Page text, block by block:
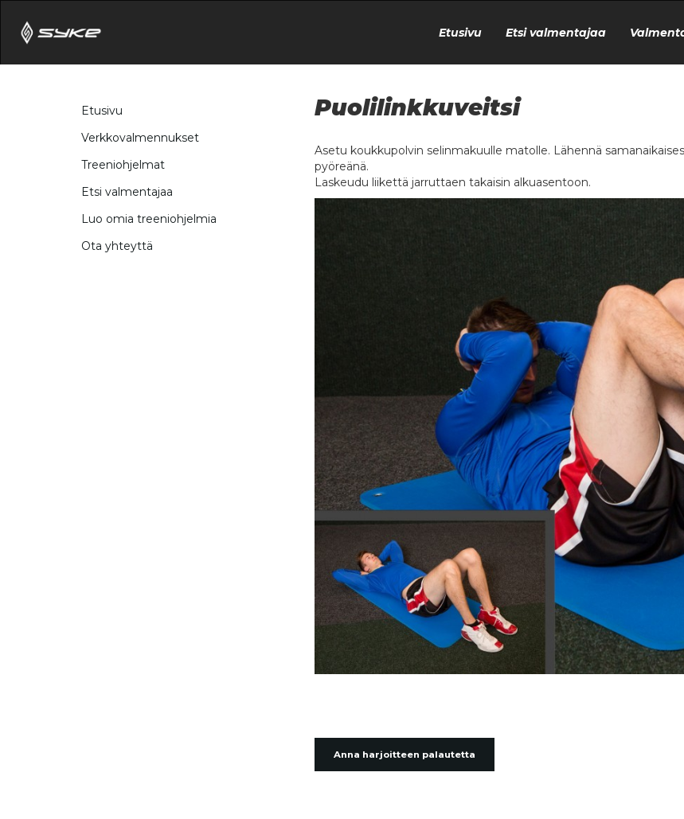
Etusivu Etsi valmentajaa
Etusivu
Verkkovalmennukset
Treeniohjelmat
Etsi valmentajaa
Luo omia treeniohjelmia
Ota yhteyttä
Puolilinkkuveitsi
Asetu koukkupolvin selinmakuulle matolle. Lähennä
pyöreänä.
Laskeudu liikettä jarruttaen takaisin alkuasentoon.
Anna harjoitteen palautetta